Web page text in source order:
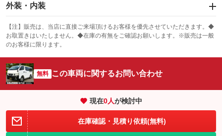
エアバッグ：運転席
：装備あり
：装備あり
サンルーフ
：装備なし ABS
エアコン
：装備あり Wエアコン
：装備なし
リフトアップ
：装備なし パワーステアリング
：装備あり
ダウンヒルアシストコントロール
：装備あり ：装備なし
アイドリングストップ
：装備なし ドライブレコーダー
外装・内装
カーナビ：メモリーナビ他
：装備あり
TV：フルセグ
：装備あり
オーディオ
ビジュアル
：装備なし
革シート
：装備なし ハーフレザーシート
キーレス
：装備あり LEDヘッドランプ
【注】販売は、当店に直接ご来場頂けるお客様を優先させていただきます。◆
お取置きはいたしません。◆在庫の有無をご確認お願いします。※販売は一般
のお客様に限ります。
無料 この車両に関するお問い合わせ
現在0人が検討中
在庫確認・見積り依頼(無料)